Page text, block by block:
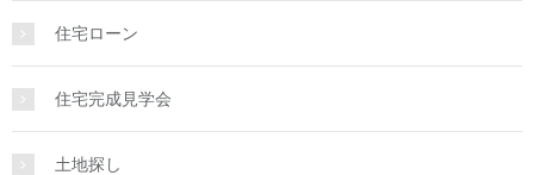
住宅ローン
住宅完成見学会
土地探し